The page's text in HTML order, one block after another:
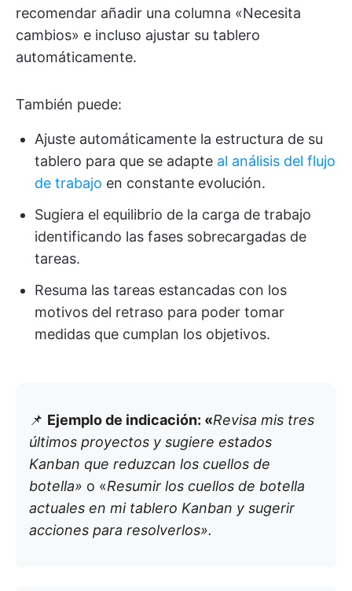
recomendar añadir una columna «Necesita
cambios» e incluso ajustar su tablero
automáticamente.
También puede:
Ajuste automáticamente la estructura de su
tablero para que se adapte al análisis del flujo
de trabajo en constante evolución.
Sugiera el equilibrio de la carga de trabajo
identificando las fases sobrecargadas de
tareas.
Resuma las tareas estancadas con los
motivos del retraso para poder tomar
medidas que cumplan los objetivos.
📌 Ejemplo de indicación: «Revisa mis tres
últimos proyectos y sugiere estados
Kanban que reduzcan los cuellos de
botella» o «Resumir los cuellos de botella
actuales en mi tablero Kanban y sugerir
acciones para resolverlos».